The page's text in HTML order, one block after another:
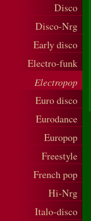
Disco
Disco-Nrg
Early disco
Electro-funk
Electropop
Euro disco
Eurodance
Europop
Freestyle
French pop
Hi-Nrg
Italo-disco